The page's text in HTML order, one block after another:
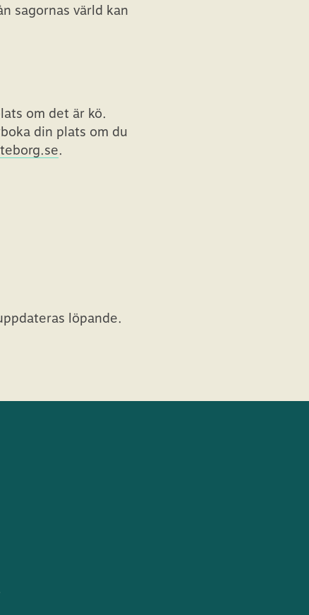
sagornas värld kan
om det är kö.
din plats om du
.
löpande.